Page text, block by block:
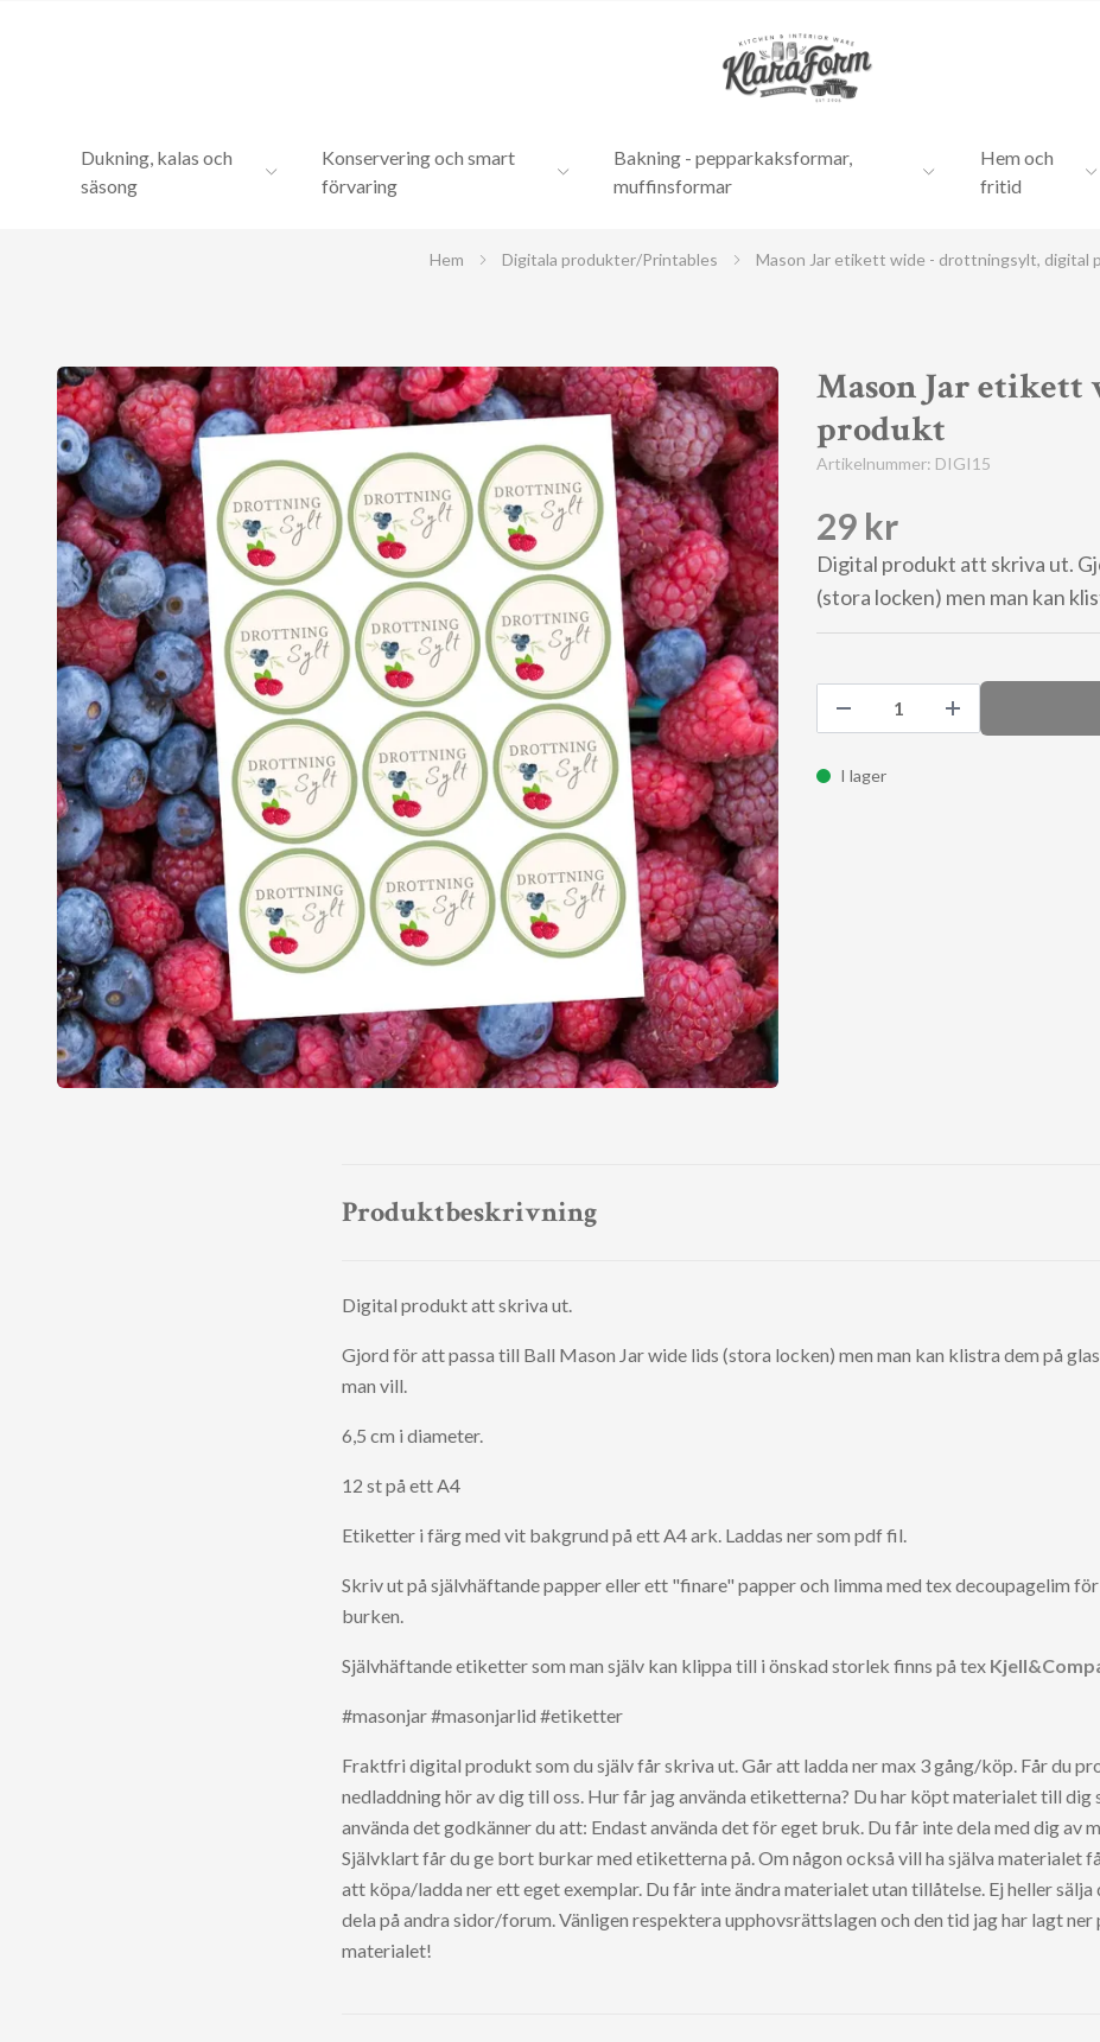
Dukning, kalas och
säsong
Konservering och smart
förvaring
Bakning - pepparkaksformar,
muffinsformar
Hem och
fritid
Hem Digitala produkter/Printables Mason Jar etikett wide - drottningsylt, digital
Mason Jar
produkt
Artikelnummer: DIGI15
29 kr
Digital produkt att skriva ut.
(stora locken) men man kan
I lager
Produktbeskrivning
Digital produkt att skriva ut.
Gjord för att passa till Ball Mason Jar wide lids (stora locken) men man kan klistra dem på
man vill.
6,5 cm i diameter.
12 st på ett A4
Etiketter i färg med vit bakgrund på ett A4 ark. Laddas ner som pdf fil.
Skriv ut på självhäftande papper eller ett "finare" papper och limma med tex decoupagelim
burken.
Självhäftande etiketter som man själv kan klippa till i önskad storlek finns på tex
#masonjar #masonjarlid #etiketter
Fraktfri digital produkt som du själv får skriva ut. Går att ladda ner max 3 gång/köp. Får du
nedladdning hör av dig till oss. Hur får jag använda etiketterna? Du har köpt materialet till dig
använda det godkänner du att: Endast använda det för eget bruk. Du får inte dela med dig av
Självklart får du ge bort burkar med etiketterna på. Om någon också vill ha själva materialet
att köpa/ladda ner ett eget exemplar. Du får inte ändra materialet utan tillåtelse. Ej heller sälja
dela på andra sidor/forum. Vänligen respektera upphovsrättslagen och den tid jag har lagt ner
materialet!